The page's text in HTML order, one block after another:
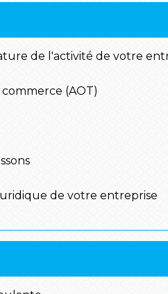
de l'activité de votre
(AOT)
de votre entreprise